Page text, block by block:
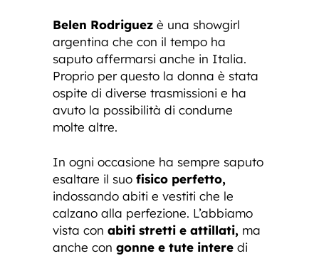
Belen Rodriguez è una showgirl
argentina che con il tempo ha
saputo affermarsi anche in Italia.
Proprio per questo la donna è stata
ospite di diverse trasmissioni e ha
avuto la possibilità di condurne
molte altre.
In ogni occasione ha sempre saputo
esaltare il suo fisico perfetto,
indossando abiti e vestiti che le
calzano alla perfezione. L’abbiamo
vista con abiti stretti e attillati, ma
anche con gonne e tute intere di